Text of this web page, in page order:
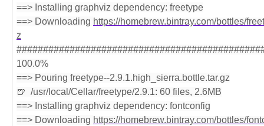
==> Installing graphviz dependency: freetype
==> Downloading https://homebrew.bintray.com/bottles/
z
100.0%
==> Pouring freetype--2.9.1.high_sierra.bottle.tar.gz
🍺  /usr/local/Cellar/freetype/2.9.1: 60 files, 2.6MB
==> Installing graphviz dependency: fontconfig
==> Downloading https://homebrew.bintray.com/bottles/